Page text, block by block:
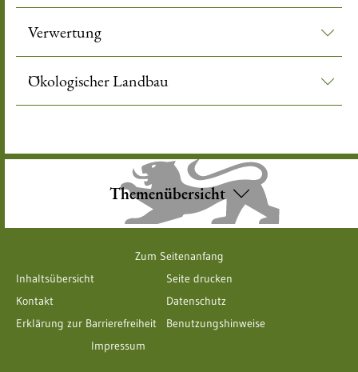
Verwertung
Ökologischer Landbau
Themenübersicht
Zum Seitenanfang
Inhaltsübersicht
Seite drucken
Kontakt
Datenschutz
Erklärung zur Barrierefreiheit
Benutzungshinweise
Impressum